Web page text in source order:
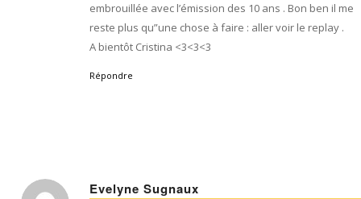
embrouillée avec l’émission des 10 ans . Bon ben il me
reste plus qu”une chose à faire : aller voir le replay .
A bientôt Cristina <3<3<3
Répondre
Evelyne Sugnaux